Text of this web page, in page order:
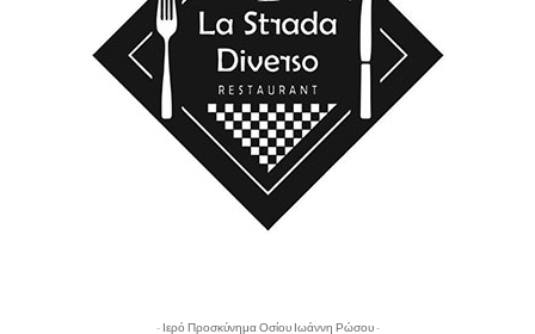
- Ιερό Προσκύνημα Οσίου Ιωάννη Ρώσου -